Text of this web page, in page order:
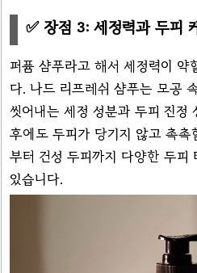
✅ 장점 3: 세정력과 두피
퍼퓸 샴푸라고 해서 세정력이 약
다. 나드 리프레쉬 샴푸는 모공
씻어내는 세정 성분과 두피 진정
후에도 두피가 당기지 않고 촉촉
부터 건성 두피까지 다양한 두피
있습니다.